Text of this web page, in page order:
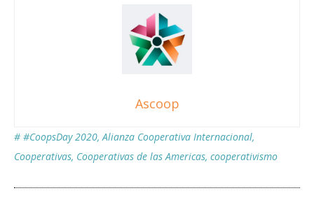
Ascoop
# #CoopsDay 2020,Alianza Cooperativa Internacional,
Cooperativas, Cooperativas de las Americas, cooperativismo